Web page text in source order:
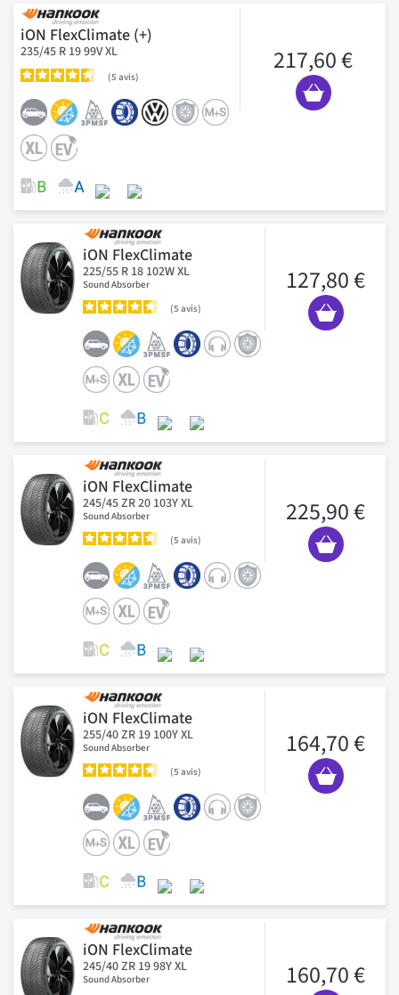
iON FlexClimate (+)
235/45 R 19 99V XL
5 avis
217,60 €
iON FlexClimate
225/55 R 18 102W XL
Sound Absorber
5 avis
127,80 €
iON FlexClimate
245/45 ZR 20 103Y XL
Sound Absorber
5 avis
225,90 €
iON FlexClimate
255/40 ZR 19 100Y XL
Sound Absorber
5 avis
164,70 €
iON FlexClimate
245/40 ZR 19 98Y XL
Sound Absorber 160,70 €